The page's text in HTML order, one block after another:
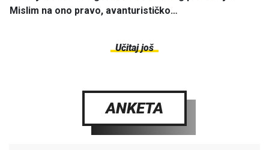
Mislim na ono pravo, avanturističko…
Učitaj još
ANKETA